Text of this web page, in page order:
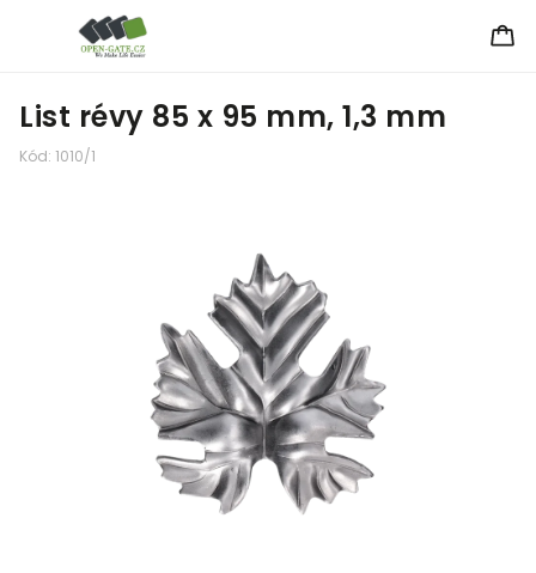
List révy 85 x 95 mm, 1,3 mm
Kód: 1010/1